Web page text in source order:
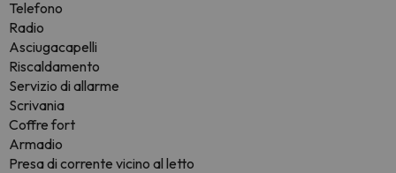
Telefono
Radio
Asciugacapelli
Riscaldamento
Servizio di allarme
Scrivania
Coffre fort
Armadio
Presa di corrente vicino al letto